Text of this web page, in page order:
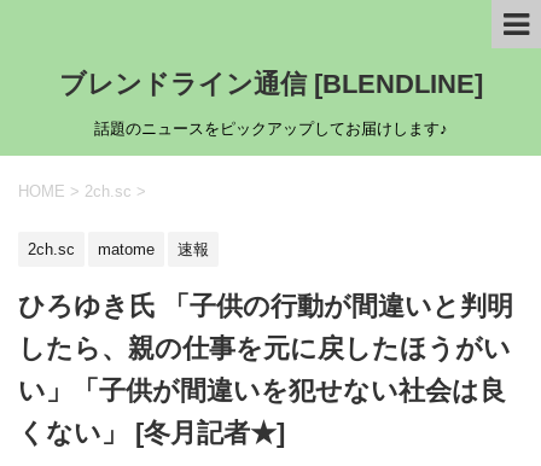
ブレンドライン通信 [BLENDLINE]
話題のニュースをピックアップしてお届けします♪
HOME > 2ch.sc >
2ch.sc matome 速報
ひろゆき氏 「子供の行動が間違いと判明
したら、親の仕事を元に戻したほうがい
い」「子供が間違いを犯せない社会は良
くない」 [冬月記者★]